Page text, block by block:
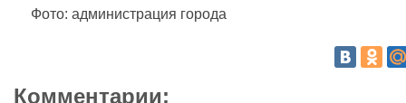
Фото: администрация города
Комментарии: